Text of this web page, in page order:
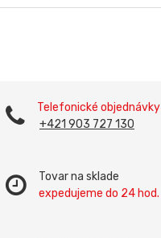
Telefonické objednávky
+421 903 727 130
Tovar na sklade
expedujeme do 24 hod.